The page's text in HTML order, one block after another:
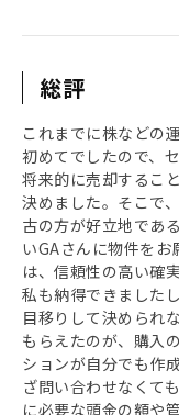
総評
これまでに株などの
初めてでしたので、
将来的に売却するこ
決めました。そこで
古の方が好立地であ
いGAさんに物件を
は、信頼性の高い確
私も納得できました
目移りして決められ
もらえたのが、購入
ションが自分でも作
ざ問い合わせなくて
に必要な頭金の額や